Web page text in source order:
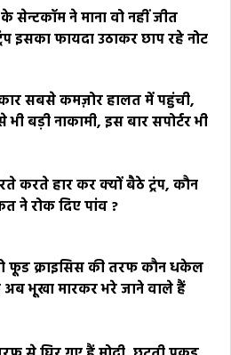
सेन्टकॉम ने माना वो नहीं जीत
इसका फायदा उठाकर छाप रहे नोट
सबसे कमज़ोर हालत में पहुंची,
भी बड़ी नाकामी, इस बार सपोर्टर भी
करते हार कर क्यों बैठे ट्रंप, कौन
ने रोक दिए पांव ?
फूड क्राइसिस की तरफ कौन धकेल
अब भूखा मारकर भरे जाने वाले हैं